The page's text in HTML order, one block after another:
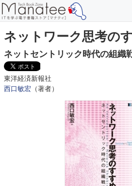
ネットワーク思考の
ネットセントリック時代の組織
東洋経済新報社
西口敏宏 （著者）